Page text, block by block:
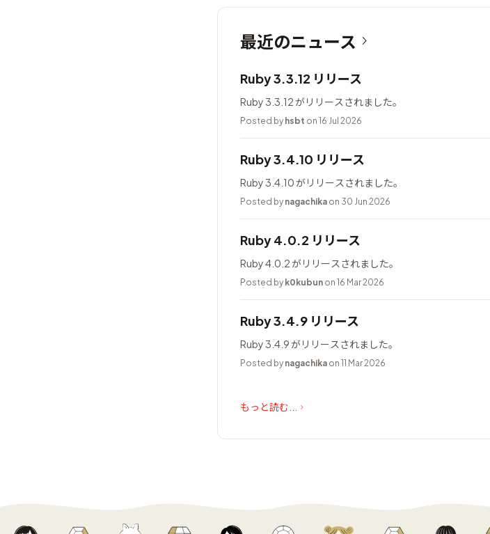
最近のニュース
Ruby 3.3.12 リリース
Ruby 3.3.12 がリリースされました。
Posted by hsbt on 16 Jul 2026
Ruby 3.4.10 リリース
Ruby 3.4.10 がリリースされました。
Posted by nagachika on 30 Jun 2026
Ruby 4.0.2 リリース
Ruby 4.0.2 がリリースされました。
Posted by k0kubun on 16 Mar 2026
Ruby 3.4.9 リリース
Ruby 3.4.9 がリリースされました。
Posted by nagachika on 11 Mar 2026
もっと読む...